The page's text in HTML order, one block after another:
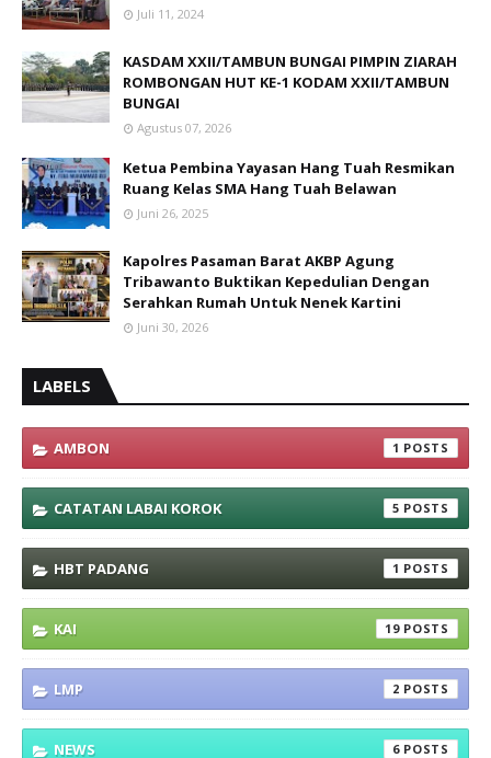
Juli 11, 2024
KASDAM XXII/TAMBUN BUNGAI PIMPIN ZIARAH
ROMBONGAN HUT KE-1 KODAM XXII/TAMBUN
BUNGAI
Agustus 07, 2026
Ketua Pembina Yayasan Hang Tuah Resmikan
Ruang Kelas SMA Hang Tuah Belawan
Juni 26, 2025
Kapolres Pasaman Barat AKBP Agung
Tribawanto Buktikan Kepedulian Dengan
Serahkan Rumah Untuk Nenek Kartini
Juni 30, 2026
LABELS
AMBON 1
CATATAN LABAI KOROK 5
HBT PADANG 1
KAI 19
LMP 2
NEWS 6